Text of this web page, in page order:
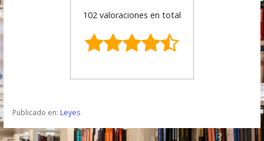
102 valoraciones en total
Publicado en: Leyes